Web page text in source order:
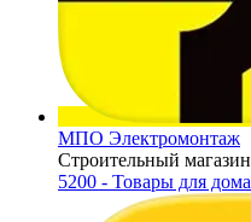
МПО Электромонтаж
Строительный магазин
5200 - Товары для дома